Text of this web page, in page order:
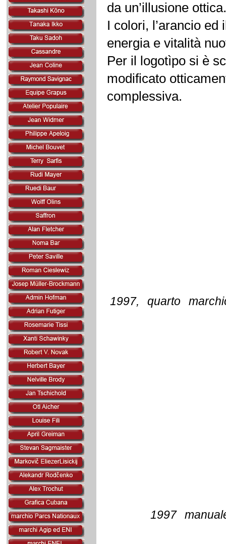
da un’illusione ottica.
I colori, l’arancio ed
energia e vitalità
Per il logotìpo si è
modificato
complessiva.
1997, quarto
1997